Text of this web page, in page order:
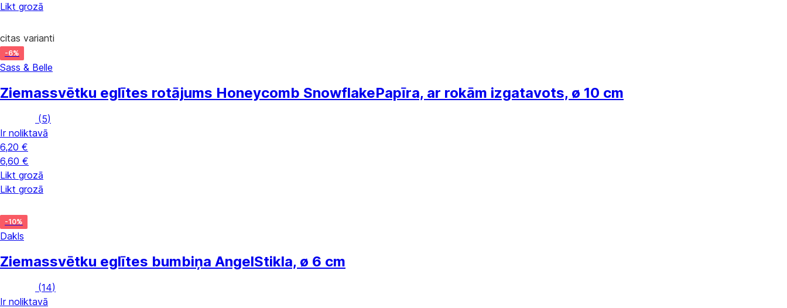
Likt grozā
citas varianti
-6%
Sass & Belle
Ziemassvētku eglītes rotājums Honeycomb SnowflakePapīra, ar rokām izgatavots, ø 10 cm
(5)
Ir noliktavā
6,20 €
6,60 €
Likt grozā
Likt grozā
-10%
Dakls
Ziemassvētku eglītes bumbiņa AngelStikla, ø 6 cm
(14)
Ir noliktavā